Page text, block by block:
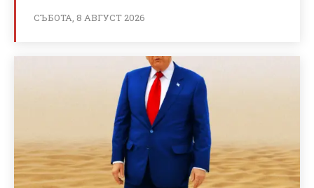
СЪБОТА, 8 АВГУСТ 2026